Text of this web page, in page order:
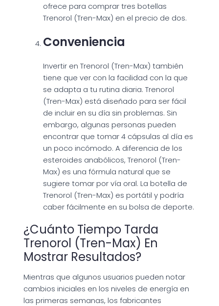
ofrece para comprar tres botellas
Trenorol (Tren-Max) en el precio de dos.
Conveniencia
Invertir en Trenorol (Tren-Max) también
tiene que ver con la facilidad con la que
se adapta a tu rutina diaria. Trenorol
(Tren-Max) está diseñado para ser fácil
de incluir en su día sin problemas. Sin
embargo, algunas personas pueden
encontrar que tomar 4 cápsulas al día es
un poco incómodo. A diferencia de los
esteroides anabólicos, Trenorol (Tren-
Max) es una fórmula natural que se
sugiere tomar por vía oral. La botella de
Trenorol (Tren-Max) es portátil y podría
caber fácilmente en su bolsa de deporte.
¿Cuánto Tiempo Tarda
Trenorol (Tren-Max) En
Mostrar Resultados?
Mientras que algunos usuarios pueden notar
cambios iniciales en los niveles de energía en
las primeras semanas, los fabricantes